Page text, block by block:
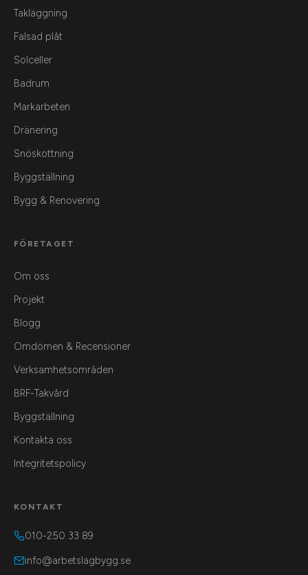
Takläggning
Falsad plåt
Solceller
Badrum
Markarbeten
Dränering
Snöskottning
Byggställning
Bygg & Renovering
FÖRETAGET
Om oss
Projekt
Blogg
Omdömen & Recensioner
Verksamhetsområden
BRF-Takvård
Byggställning
Kontakta oss
Integritetspolicy
KONTAKT
010-250 33 89
info@arbetslagbygg.se